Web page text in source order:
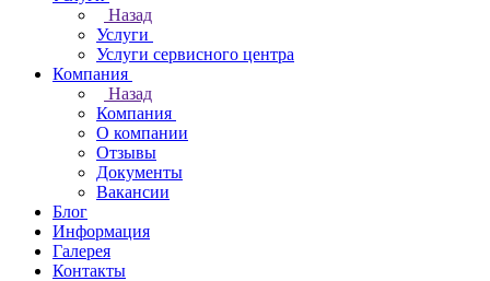
Назад
Услуги
Услуги сервисного центра
Компания
Назад
Компания
О компании
Отзывы
Документы
Вакансии
Блог
Информация
Галерея
Контакты